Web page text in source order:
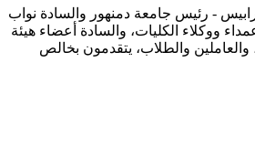
الأستاذ الدكتور / إلهامي ترابيس - رئيس جامعة دمنهور والسادة نواب
رئيس الجامعة، والسادة عمداء ووكلاء الكليات، والسادة أعضاء هيئة
التدريس والهيئة المعاونة، والعاملين والطلاب، يتقدمون بخالص